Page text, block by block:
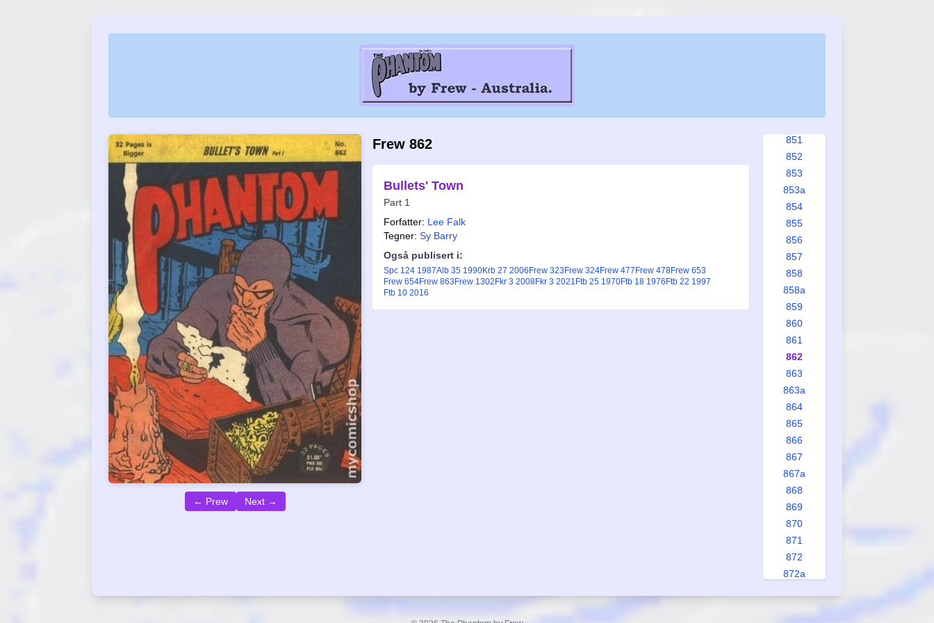
← Prew Next →
Frew 862
Bullets' Town
Part 1
Forfatter: Lee Falk
Tegner: Sy Barry
Også publisert i:
Spc 124 1987Alb 35 1990Krb 27 2006 Frew 323 Frew 324Frew 477 Frew 478Frew 653
Frew 654Frew 863 Frew 1302 Fkr 3 2008Fkr 3 2021 Ftb 25 1970Ftb 18 1976 Ftb 22 1997
Ftb 10 2016
851
852
853
853a
854
855
856
857
858
858a
859
860
861
862
863
863a
864
865
866
867
867a
868
869
870
871
872
872a